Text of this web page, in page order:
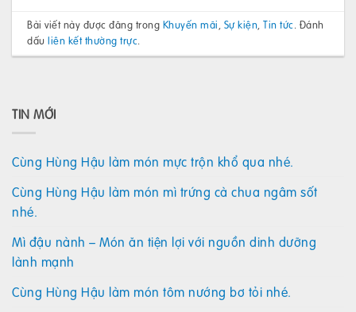
Bài viết này được đăng trong Khuyến mãi, Sự kiện,Tin tức. Đánh
dấuliên kết thường trực.
TIN MỚI
Cùng Hùng Hậu làm món mực trộn khổ qua nhé.
Cùng Hùng Hậu làm món mì trứng cà chua ngâm sốt
nhé.
Mì đậu nành – Món ăn tiện lợi với nguồn dinh dưỡng
lành mạnh
Cùng Hùng Hậu làm món tôm nướng bơ tỏi nhé.